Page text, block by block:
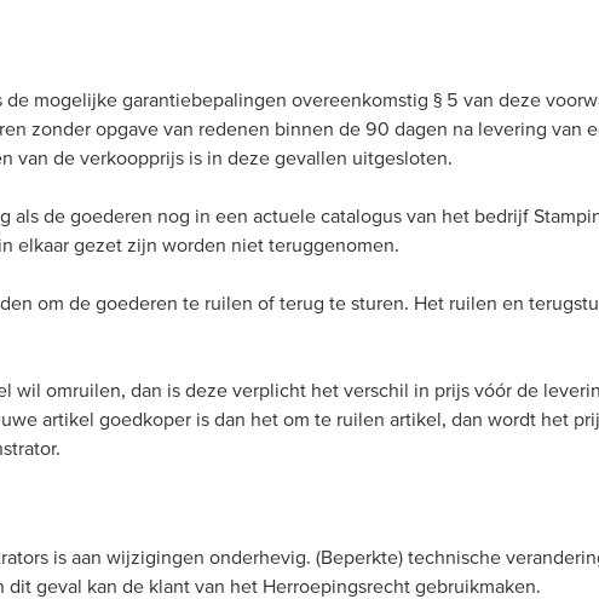
mogelijke garantiebepalingen overeenkomstig § 5 van deze
zonder opgave van redenen binnen de 90 dagen na levering van
van de verkoopprijs is in deze gevallen uitgesloten.
als de goederen nog in een actuele catalogus van het bedrijf
elkaar gezet zijn worden niet teruggenomen.
om de goederen te ruilen of terug te sturen. Het ruilen en
wil omruilen, dan is deze verplicht het verschil in prijs vóór de
artikel goedkoper is dan het om te ruilen artikel, dan wordt het
is aan wijzigingen onderhevig. (Beperkte) technische
geval kan de klant van het Herroepingsrecht gebruikmaken.